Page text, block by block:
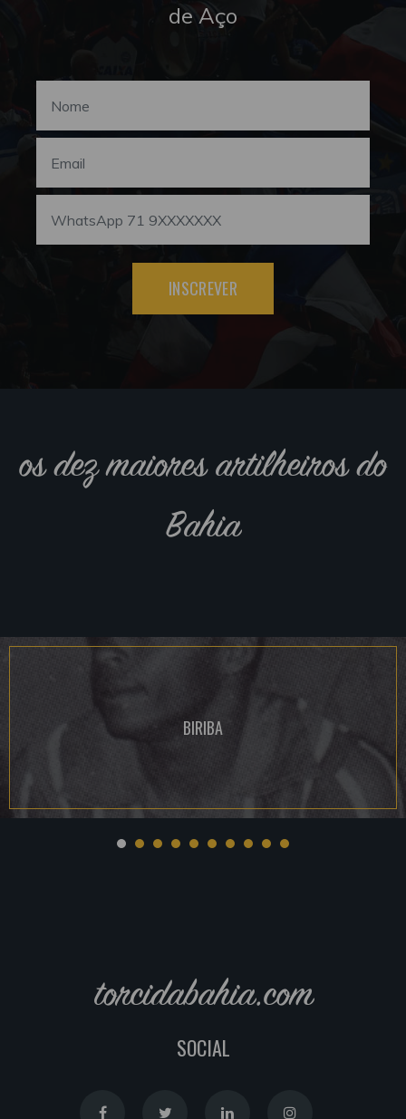
de Aço
INSCREVER
os dez maiores artilheiros do
Bahia
BIRIBA
torcidabahia.com
SOCIAL